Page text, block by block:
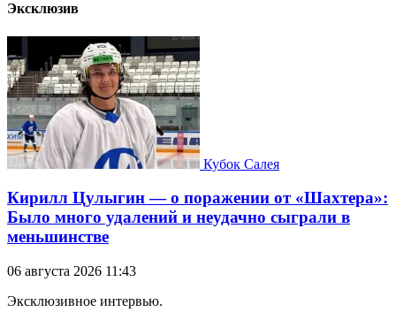
Эксклюзив
Кубок Салея
Кирилл Цулыгин — о поражении от «Шахтера»:
Было много удалений и неудачно сыграли в
меньшинстве
06 августа 2026 11:43
Эксклюзивное интервью.